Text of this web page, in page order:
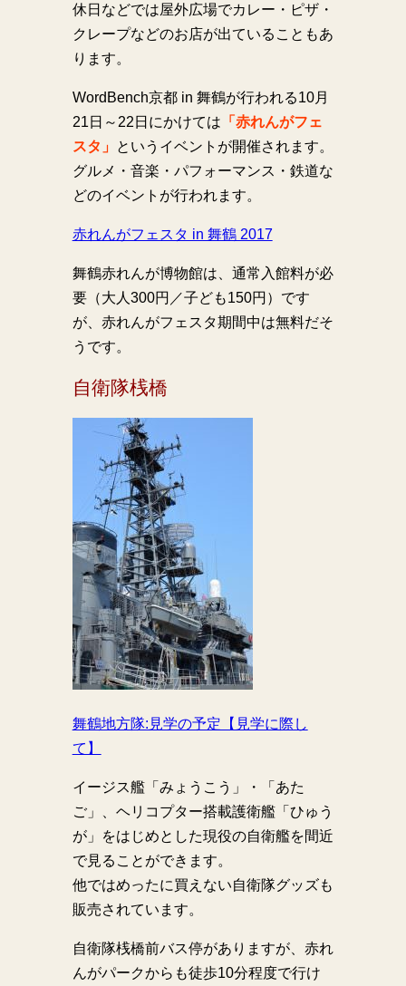
休日などでは屋外広場でカレー・ピザ・
クレープなどのお店が出ていることもあ
ります。
WordBench京都 in 舞鶴が行われる10月
21日～22日にかけては 「赤れんがフェ
スタ」 というイベントが開催されます。
グルメ・音楽・パフォーマンス・鉄道な
どのイベントが行われます。
赤れんがフェスタ in 舞鶴 2017
舞鶴赤れんが博物館は、通常入館料が必
要（大人300円／子ども150円）です
が、赤れんがフェスタ期間中は無料だそ
うです。
自衛隊桟橋
舞鶴地方隊:見学の予定【見学に際し
て】
イージス艦「みょうこう」・「あた
ご」、ヘリコプター搭載護衛艦「ひゅう
が」をはじめとした現役の自衛艦を間近
で見ることができます。
他ではめったに買えない自衛隊グッズも
販売されています。
自衛隊桟橋前バス停がありますが、赤れ
んがパークからも徒歩10分程度で行け